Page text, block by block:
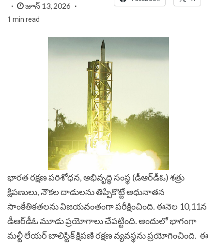
జూన్ 13, 2026
1 min read
భారత రక్షణ పరిశోధన, అభివృద్ధి సంస్థ (డీఆర్‌డీఓ) శత్రు
క్షిపణులు, నౌకల దాడులను తిప్పికొట్టే అధునాతన
సాంకేతికతలను విజయవంతంగా పరీక్షించింది. ఈనెల 10,11న
డీఆర్​డీఓ మూడు ప్రయోగాలు చేపట్టింది. అందులో భాగంగా
మల్టీ లేయర్‌ బాలిస్టిక్ క్షిపణి రక్షణ వ్యవస్థను ప్రయోగించింది. ఈ